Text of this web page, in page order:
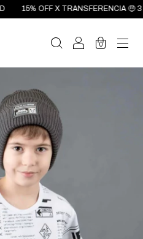
15% OFF X TRANSFERENCIA 🤑 3
0